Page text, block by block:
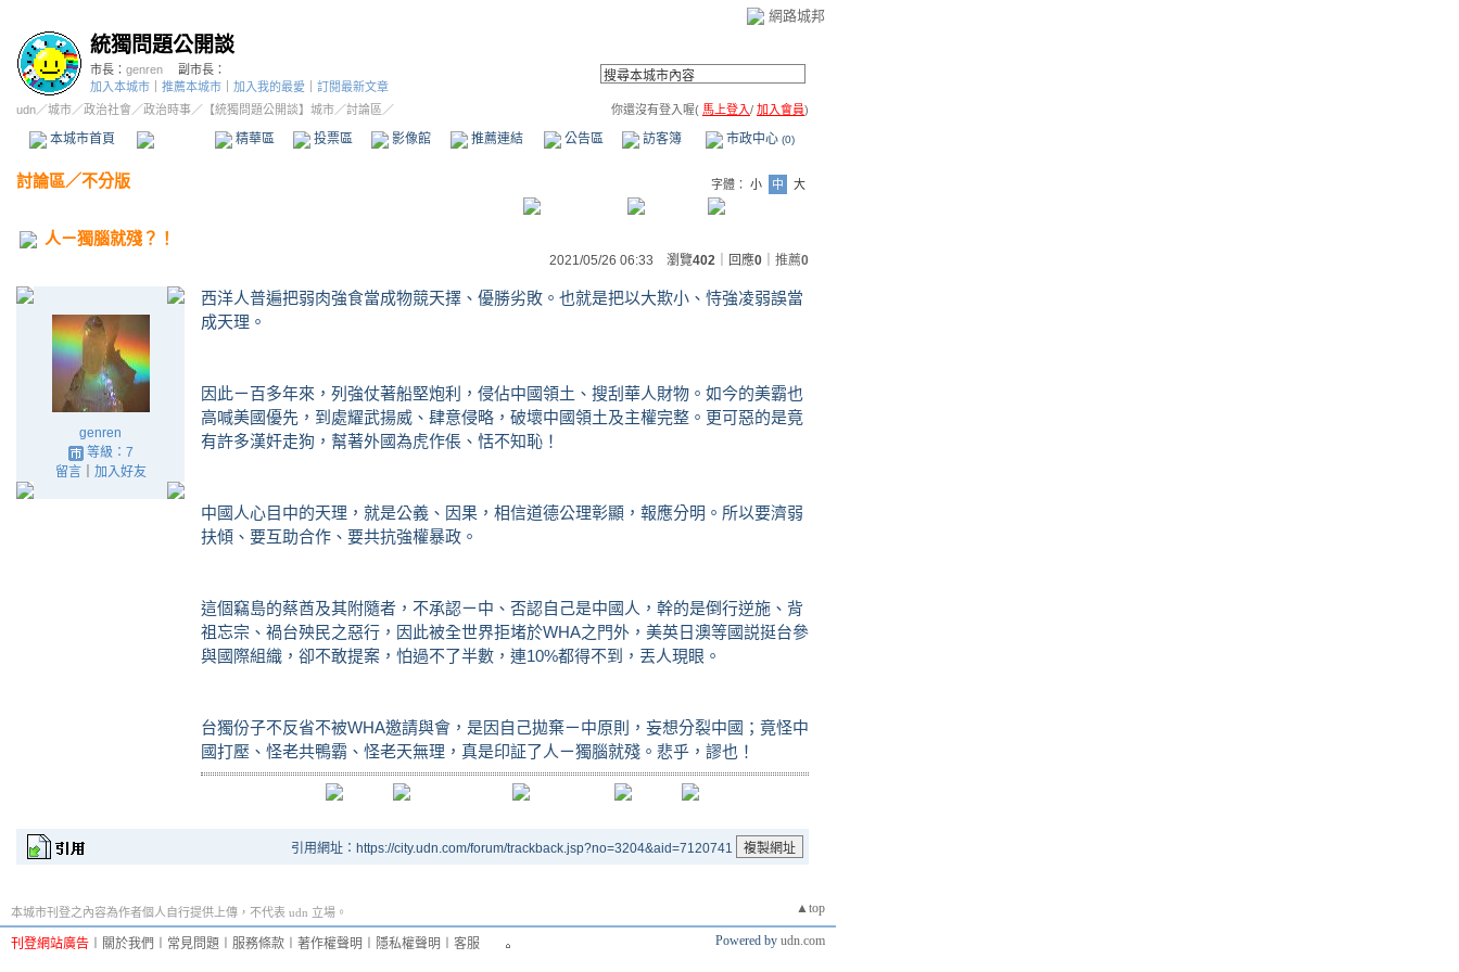
網路城邦
統獨問題公開談
市長： genren
副市長：
加入本城市
推薦本城市 加入我的最愛
訂閱最新文章
udn／城市／政治社會 ／政治時事／ 【統獨問題公開談】城市／討論區／ 你還沒有登入喔( 馬上登入/ 加入會員)
本城市首頁 精華區 投票區 影像館 推薦連結 公告區 訪客簿 市政中心 (0)
討論區／不分版 字體： 小 中 大
人ㄧ獨腦就殘？！
2021/05/26 06:33 瀏覽402 ｜回應0 推薦0
genren
等級：7
留言｜ 加入好友
西洋人普遍把弱肉強食當成物競天擇、優勝劣敗。也就是把以大欺小、恃強凌弱誤當
成天理。
因此ㄧ百多年來，列強仗著船堅炮利，侵佔中國領土、搜刮華人財物。如今的美霸也
高喊美國優先，到處耀武揚威、肆意侵略，破壞中國領土及主權完整。更可惡的是竟
有許多漢奸走狗，幫著外國為虎作倀、恬不知恥！
中國人心目中的天理，就是公義、因果，相信道德公理彰顯，報應分明。所以要濟弱
扶傾、要互助合作、要共抗強權暴政。
這個竊島的蔡酋及其附隨者，不承認ㄧ中、否認自己是中國人，幹的是倒行逆施、背
祖忘宗、禍台殃民之惡行，因此被全世界拒堵於WHA之門外，美英日澳等國説挺台參
與國際組織，卻不敢提案，怕過不了半數，連10%都得不到，丟人現眼。
台獨份子不反省不被WHA邀請與會，是因自己拋棄ㄧ中原則，妄想分裂中國；竟怪中
國打壓、怪老共鴨霸、怪老天無理，真是印証了人ㄧ獨腦就殘。悲乎，謬也！
引用網址：https://city.udn.com/forum/trackback.jsp?no=3204&aid=7120741
▲top
本城市刊登之內容為作者個人自行提供上傳，不代表 udn 立場。
刊登網站廣告 關於我們 常見問題 服務條款 著作權聲明 隱私權聲明 客服 Powered by udn.com